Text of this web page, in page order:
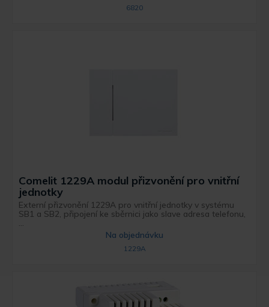
6820
Comelit 1229A modul přizvonění pro vnitřní
jednotky
Externí přizvonění 1229A pro vnitřní jednotky v systému
SB1 a SB2, připojení ke sběrnici jako slave adresa telefonu,
...
Na objednávku
1229A